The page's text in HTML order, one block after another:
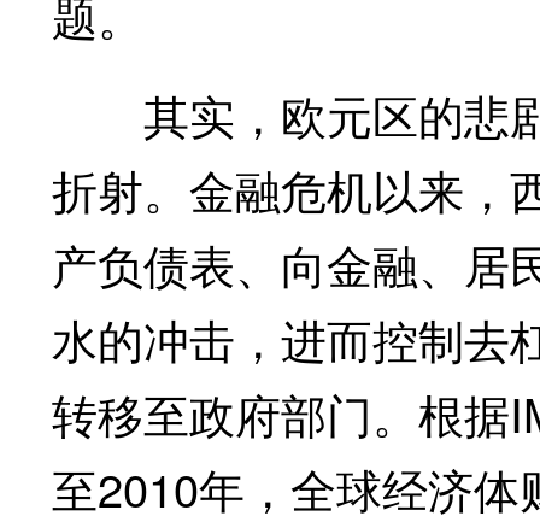
题。
其实，欧元区的悲
折射。金融危机以来，
产负债表、向金融、居
水的冲击，进而控制去
转移至政府部门。根据
至2010年，全球经济